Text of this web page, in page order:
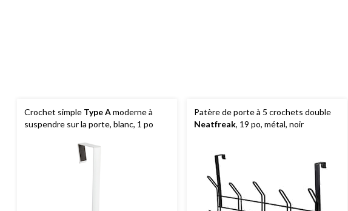
Crochet simple Type Amoderne à
suspendre sur la porte, blanc, 1 po
Patère de porte à 5 crochets double
Neatfreak, 19 po, métal, noir